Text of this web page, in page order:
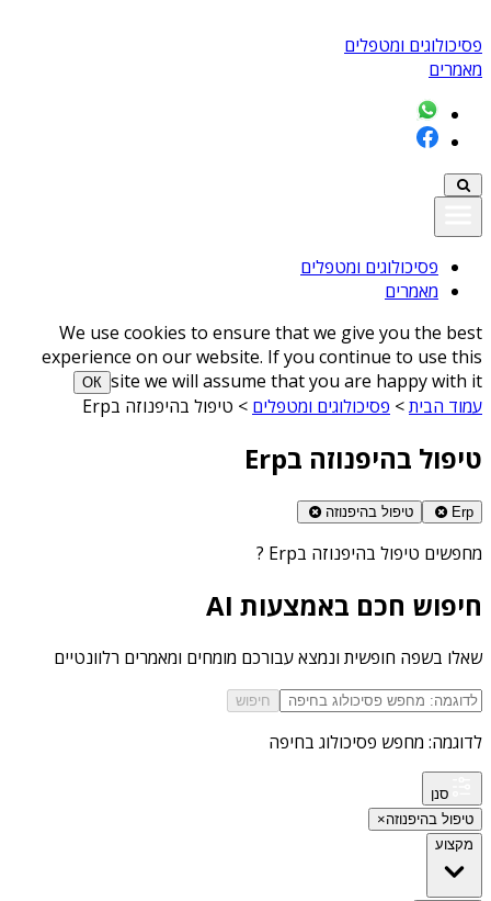
פסיכולוגים ומטפלים
מאמרים
פסיכולוגים ומטפלים
מאמרים
We use cookies to ensure that we give you the best
experience on our website. If you continue to use this
site we will assume that you are happy with it
ОК
עמוד הבית> פסיכולוגים ומטפלים > טיפול בהיפנוזה בErp
טיפול בהיפנוזה בErp
Erp טיפול בהיפנוזה
מחפשים טיפול בהיפנוזה בErp ?
חיפוש חכם באמצעות AI
שאלו בשפה חופשית ונמצא עבורכם מומחים ומאמרים רלוונטיים
חיפוש
לדוגמה: מחפש פסיכולוג בחיפה
סנן
טיפול בהיפנוזה×
מקצוע